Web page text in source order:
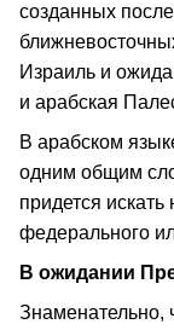
созданных
Израиль и
и арабская
В арабском
одним общим
придется
федерального
В ожидании
Знаменательно,